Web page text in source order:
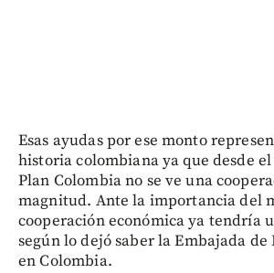
Esas ayudas por ese monto
historia colombiana ya que desde
Plan Colombia no se ve una
magnitud. Ante la importancia del
cooperación económica ya tendría
según lo dejó saber la Embajada de
en Colombia.